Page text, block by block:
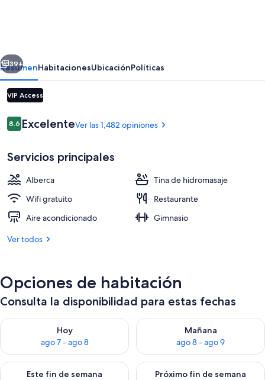
Conference
Centre
Exterior
Siguiente
39+
ResumenHabitacionesUbicaciónPolíticas
VIP Access
Opiniones
8.68.6 de 10,
ExcelenteVer las 1,482 opiniones
Servicios principales
Alberca
Tina de hidromasaje
Wifi gratuito
Restaurante
Aire acondicionado
Gimnasio
Ver todos
Opciones de habitación
Consulta la disponibilidad para estas fechas
Hoy
ago 7 - ago 8
Consulta la disponibilidad para hoy ago 7 - ago 8
Mañana
ago 8 - ago 9
Consulta la disponibilidad
Este fin de semana
Consulta la disponibilidad para este fin de semana ago 7 -
Próximo fin de semana
Consulta la disponibilidad